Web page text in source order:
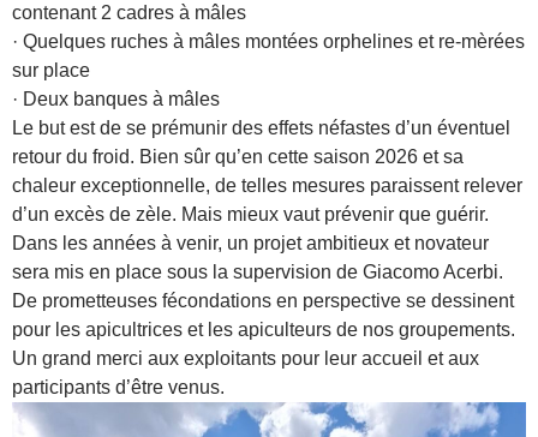
contenant 2 cadres à mâles
· Quelques ruches à mâles montées orphelines et re-mèrées
sur place
· Deux banques à mâles
Le but est de se prémunir des effets néfastes d’un éventuel
retour du froid. Bien sûr qu’en cette saison 2026 et sa
chaleur exceptionnelle, de telles mesures paraissent relever
d’un excès de zèle. Mais mieux vaut prévenir que guérir.
Dans les années à venir, un projet ambitieux et novateur
sera mis en place sous la supervision de Giacomo Acerbi.
De prometteuses fécondations en perspective se dessinent
pour les apicultrices et les apiculteurs de nos groupements.
Un grand merci aux exploitants pour leur accueil et aux
participants d’être venus.